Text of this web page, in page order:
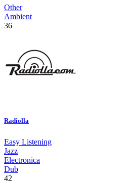
Other
Ambient
36
Radiolla
Easy Listening
Jazz
Electronica
Dub
42